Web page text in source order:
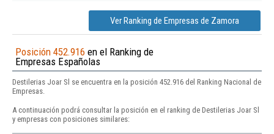
Ver Ranking de Empresas de Zamora
Posición 452.916 en el Ranking de
Empresas Españolas
Destilerias Joar Sl se encuentra en la posición 452.916 del Ranking Nacional de
Empresas.
A continuación podrá consultar la posición en el ranking de Destilerias Joar Sl
y empresas con posiciones similares: